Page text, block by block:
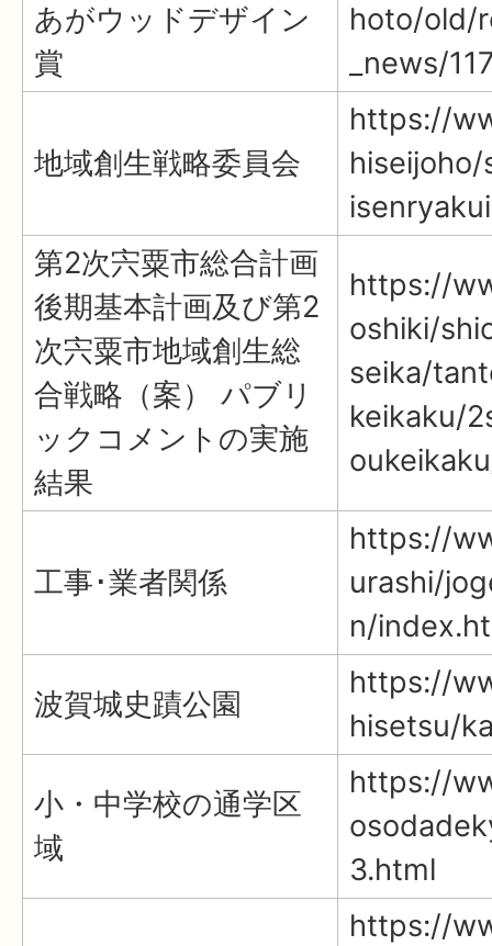
あがウッドデザイン
賞
hoto/old/
_news/
地域創生戦略委員会
https://
第2次宍粟市総合計画
後期基本計画及び第2
次宍粟市地域創生総
合戦略（案） パブリ
ックコメントの実施
結果
https://
oshiki/
seika/
keikaku/
工事･業者関係
https://
urashi/
n/
波賀城史蹟公園
https://
hisetsu/
小・中学校の通学区
域
https://
3.html
https://